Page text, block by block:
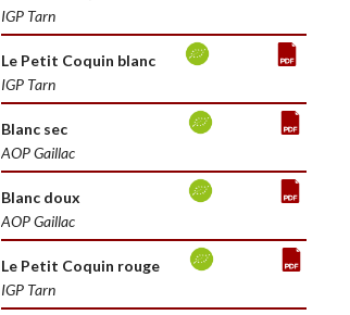
IGP Tarn
Le Petit Coquin blanc
IGP Tarn
Blanc sec
AOP Gaillac
Blanc doux
AOP Gaillac
Le Petit Coquin rouge
IGP Tarn